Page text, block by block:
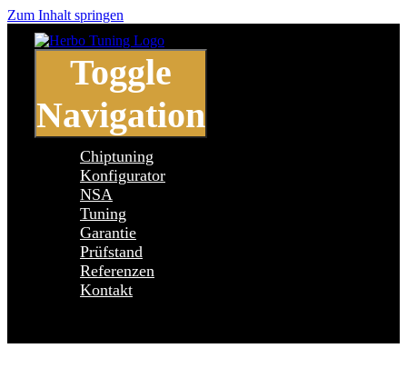
Zum Inhalt springen
Toggle
Navigation
Chiptuning
Konfigurator
NSA
Tuning
Garantie
Prüfstand
Referenzen
Kontakt